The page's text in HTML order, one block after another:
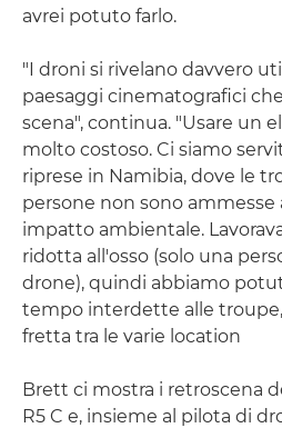
avrei potuto farlo.
"I droni si rivelano davvero
paesaggi cinematografici
scena", continua. "Usare un
molto costoso. Ci siamo
riprese in Namibia, dove le
persone non sono ammesse
impatto ambientale.
ridotta all'osso (solo una
drone), quindi abbiamo
tempo interdette alle
fretta tra le varie location
Brett ci mostra i retroscena
R5 C e, insieme al pilota di